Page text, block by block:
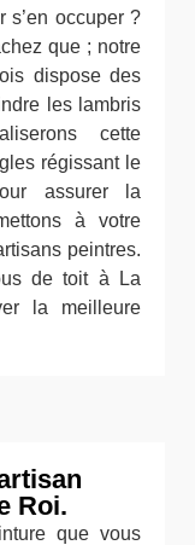
s’en occuper ?
que ; notre
dispose des
les lambris
cette
régissant le
assurer la
à votre
peintres.
de toit à La
la meilleure
Roi.
que vous